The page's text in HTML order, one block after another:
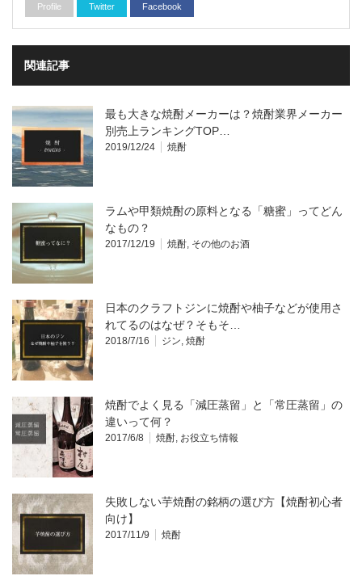
Profile Twitter Facebook
関連記事
最も大きな焼酎メーカーは？焼酎業界メーカー
別売上ランキングTOP…
2019/12/24 焼酎
ラムや甲類焼酎の原料となる「糖蜜」ってどん
なもの？
2017/12/19 焼酎 その他のお酒
日本のクラフトジンに焼酎や柚子などが使用さ
れてるのはなぜ？そもそ…
2018/7/16 ジン 焼酎
焼酎でよく見る「減圧蒸留」と「常圧蒸留」の
違いって何？
2017/6/8 焼酎 お役立ち情報
失敗しない芋焼酎の銘柄の選び方【焼酎初心者
向け】
2017/11/9 焼酎